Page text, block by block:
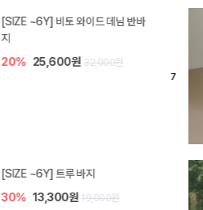
[SIZE ~6Y] 라핀 카프리 팬츠
30%
엘로디 니트 아기 바지
20% 16,000원 20,000원